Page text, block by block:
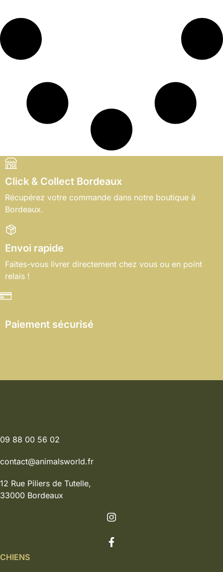
Click & Collect Bordeaux
Récupérez votre commande dans notre boutique à
Bordeaux.
Envoi rapide
Faites-vous livrer directement chez vous ou en point
relais !
Paiement sécurisé
09 88 00 56 02
contact@animalsworld.fr
12 Rue Piliers de Tutelle,
33000 Bordeaux
CHIENS